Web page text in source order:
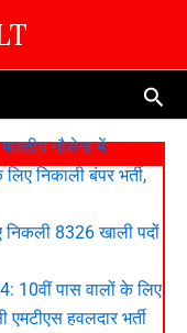
नौसेना में
निकाली बंपर भर्ती,
निकली 8326 खाली पदों
10वीं पास वालों के लिए
एमटीएस हवलदार भर्ती